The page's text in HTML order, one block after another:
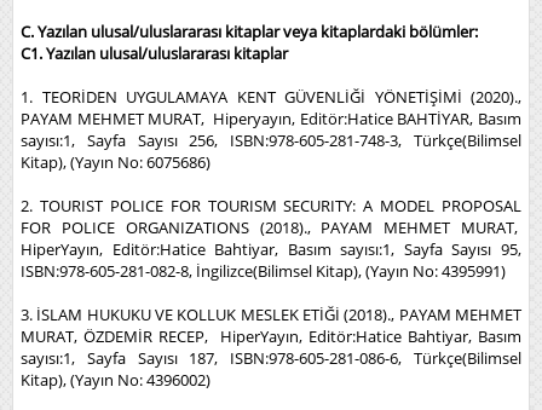
C. Yazılan ulusal/uluslararası kitaplar veya kitaplardaki bölümler:
C1. Yazılan ulusal/uluslararası kitaplar
1. TEORİDEN UYGULAMAYA KENT GÜVENLİĞİ YÖNETİŞİMİ (2020).,
PAYAM MEHMET MURAT, Hiperyayın, Editör:Hatice BAHTİYAR, Basım
sayısı:1, Sayfa Sayısı 256, ISBN:978-605-281-748-3, Türkçe(Bilimsel
Kitap), (Yayın No: 6075686)
2. TOURIST POLICE FOR TOURISM SECURITY: A MODEL PROPOSAL
FOR POLICE ORGANIZATIONS (2018)., PAYAM MEHMET MURAT,
HiperYayın, Editör:Hatice Bahtiyar, Basım sayısı:1, Sayfa Sayısı 95,
ISBN:978-605-281-082-8, İngilizce(Bilimsel Kitap), (Yayın No: 4395991)
3. İSLAM HUKUKU VE KOLLUK MESLEK ETİĞİ (2018)., PAYAM MEHMET
MURAT, ÖZDEMİR RECEP, HiperYayın, Editör:Hatice Bahtiyar, Basım
sayısı:1, Sayfa Sayısı 187, ISBN:978-605-281-086-6, Türkçe(Bilimsel
Kitap), (Yayın No: 4396002)